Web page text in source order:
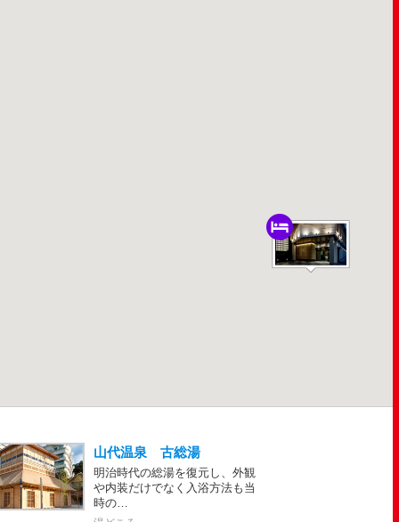
山代温泉 古総湯
明治時代の総湯を復元し、外観
や内装だけでなく入浴方法も当
時の…